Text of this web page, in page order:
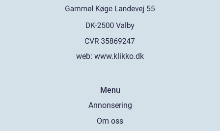
web: www.klikko.dk
Menu
Annonsering
Om oss